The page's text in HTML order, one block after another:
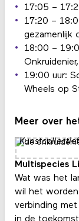
17:05 –
17:20 –
gezamenlijk
18:00 –
19:00 uur:
Wheels op
Meer over
Multispecies
Wat was het
wil het
verbinding